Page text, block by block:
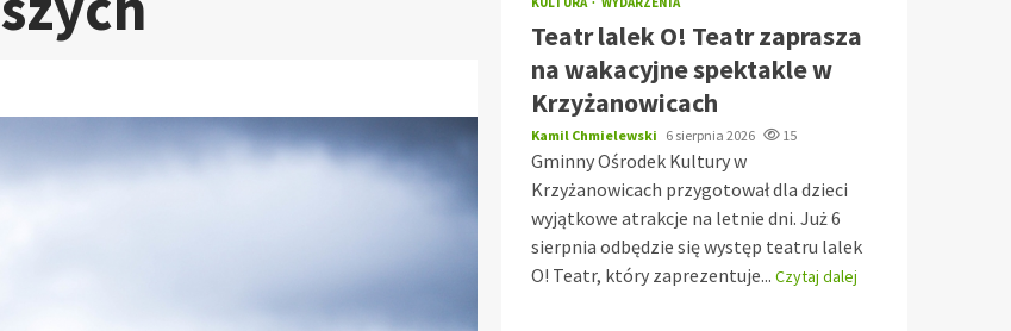
Teatr lalek O! Teatr zaprasza
na wakacyjne spektakle w
Krzyżanowicach
Kamil Chmielewski 6 sierpnia 2026 15
Gminny Ośrodek Kultury w
Krzyżanowicach przygotował dla dzieci
wyjątkowe atrakcje na letnie dni. Już 6
sierpnia odbędzie się występ teatru lalek
O! Teatr, który zaprezentuje... Czytaj dalej